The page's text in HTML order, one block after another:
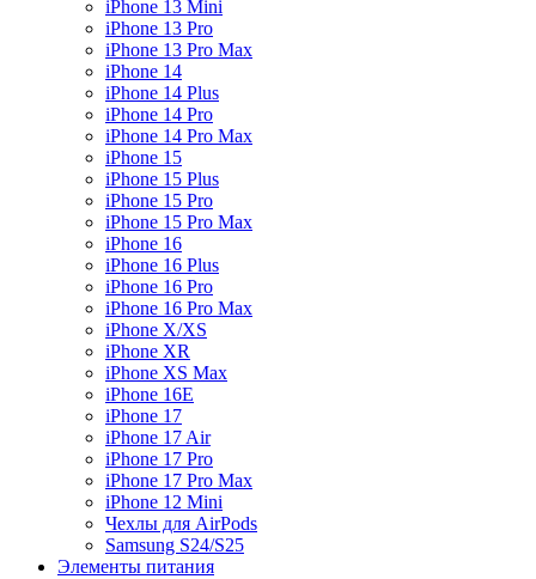
iPhone 13 Mini
iPhone 13 Pro
iPhone 13 Pro Max
iPhone 14
iPhone 14 Plus
iPhone 14 Pro
iPhone 14 Pro Max
iPhone 15
iPhone 15 Plus
iPhone 15 Pro
iPhone 15 Pro Max
iPhone 16
iPhone 16 Plus
iPhone 16 Pro
iPhone 16 Pro Max
iPhone X/XS
iPhone XR
iPhone XS Max
iPhone 16E
iPhone 17
iPhone 17 Air
iPhone 17 Pro
iPhone 17 Pro Max
iPhone 12 Mini
Чехлы для AirPods
Samsung S24/S25
Элементы питания